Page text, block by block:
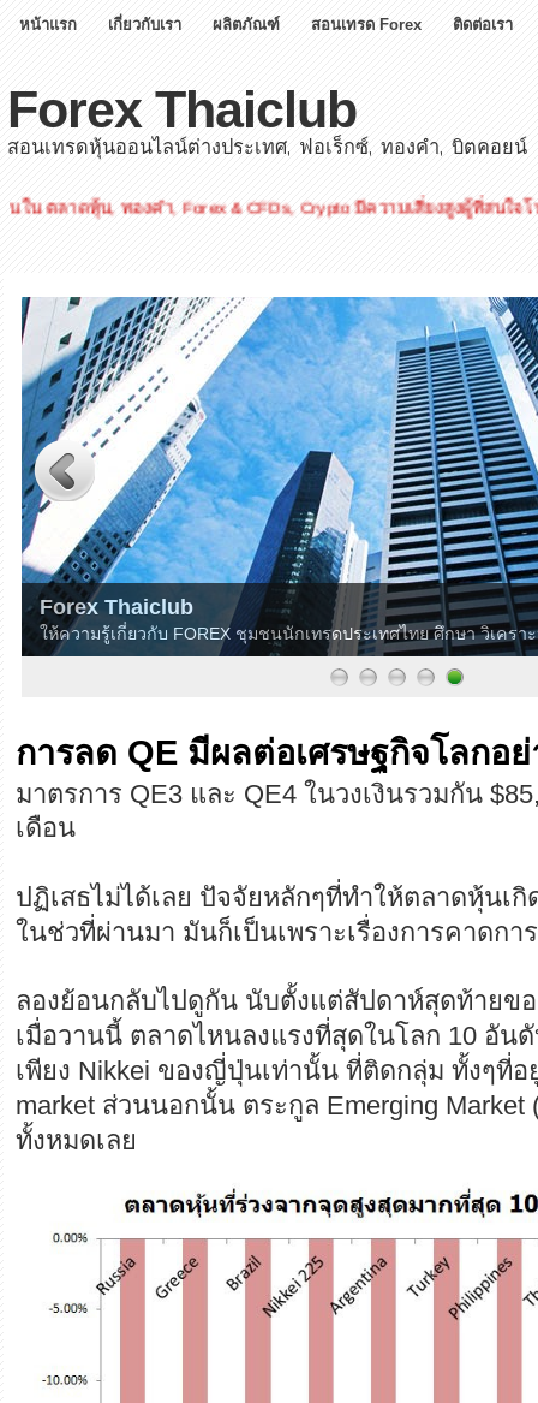
หน้าแรก เกี่ยวกับเรา ผลิตภัณฑ์ สอนเทรด Forex ติดต่อเรา
Forex Thaiclub
สอนเทรดหุ้นออนไลน์ต่างประเทศ, ฟอเร็กซ์, ทองคำ, บิตคอยน์
ทองคำ, Forex & CFDs, Crypto มีความเสี่ยงสูงผู้ที่สนใจโปรดศึกษาข้
Forex Thaiclub
ให้ความรู้เกี่ยวกับ FOREX ชุมชนนักเทรดประเทศไทย ศึกษา วิเคร
การลด QE มีผลต่อเศรษฐกิจโลกอย่
มาตรการ QE3 และ QE4 ในวงเงินรวมกัน
เดือน
ปฏิเสธไม่ได้เลย ปัจจัยหลักๆที่ทำให้ตลาดหุ้นเ
ในช่วที่ผ่านมา มันก็เป็นเพราะเรื่องการคาดก
ลองย้อนกลับไปดูกัน นับตั้งแต่สัปดาห์สุดท้ายข
เมื่อวานนี้ ตลาดไหนลงแรงที่สุดในโลก 10 อัน
เพียง Nikkei ของญี่ปุ่นเท่านั้น ที่ติดกลุ่ม ทั้งๆที่อ
market ส่วนนอกนั้น ตระกูล Emerging Market
ทั้งหมดเลย